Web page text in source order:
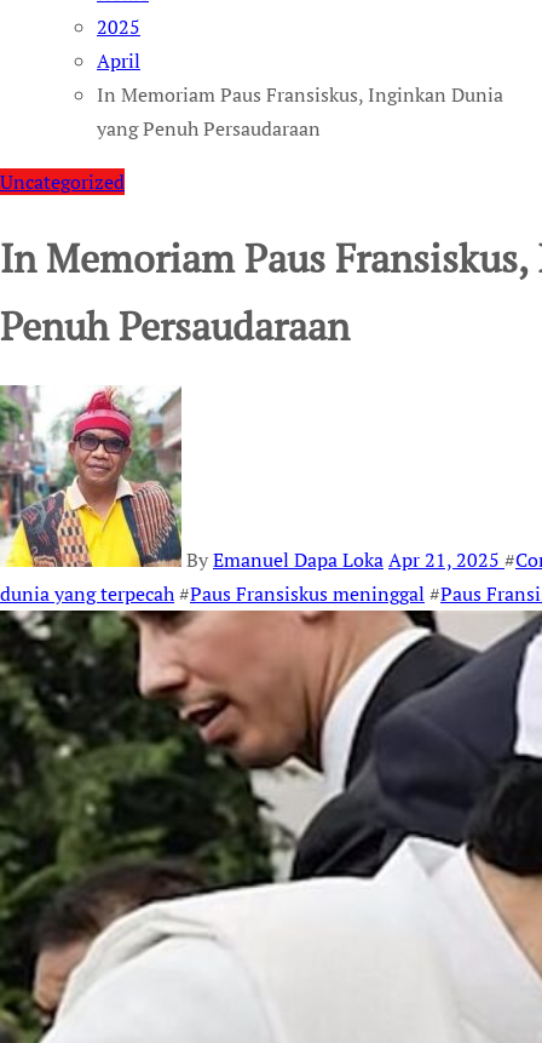
2025
April
In Memoriam Paus Fransiskus, Inginkan Dunia
yang Penuh Persaudaraan
Uncategorized
In Memoriam Paus
Penuh Persaudaraan
ByEmanuel Dapa LokaApr 21, 2025 #
dunia yang terpecah#Paus Fransiskus meninggal #Paus